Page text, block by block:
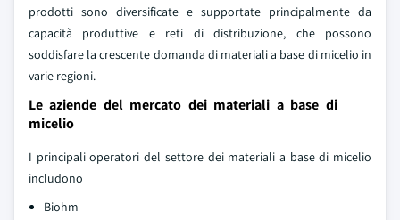
prodotti sono diversificate e supportate principalmente da
capacità produttive e reti di distribuzione, che possono
soddisfare la crescente domanda di materiali a base di micelio in
varie regioni.
Le aziende del mercato dei materiali a base di
micelio
I principali operatori del settore dei materiali a base di micelio
includono
Biohm